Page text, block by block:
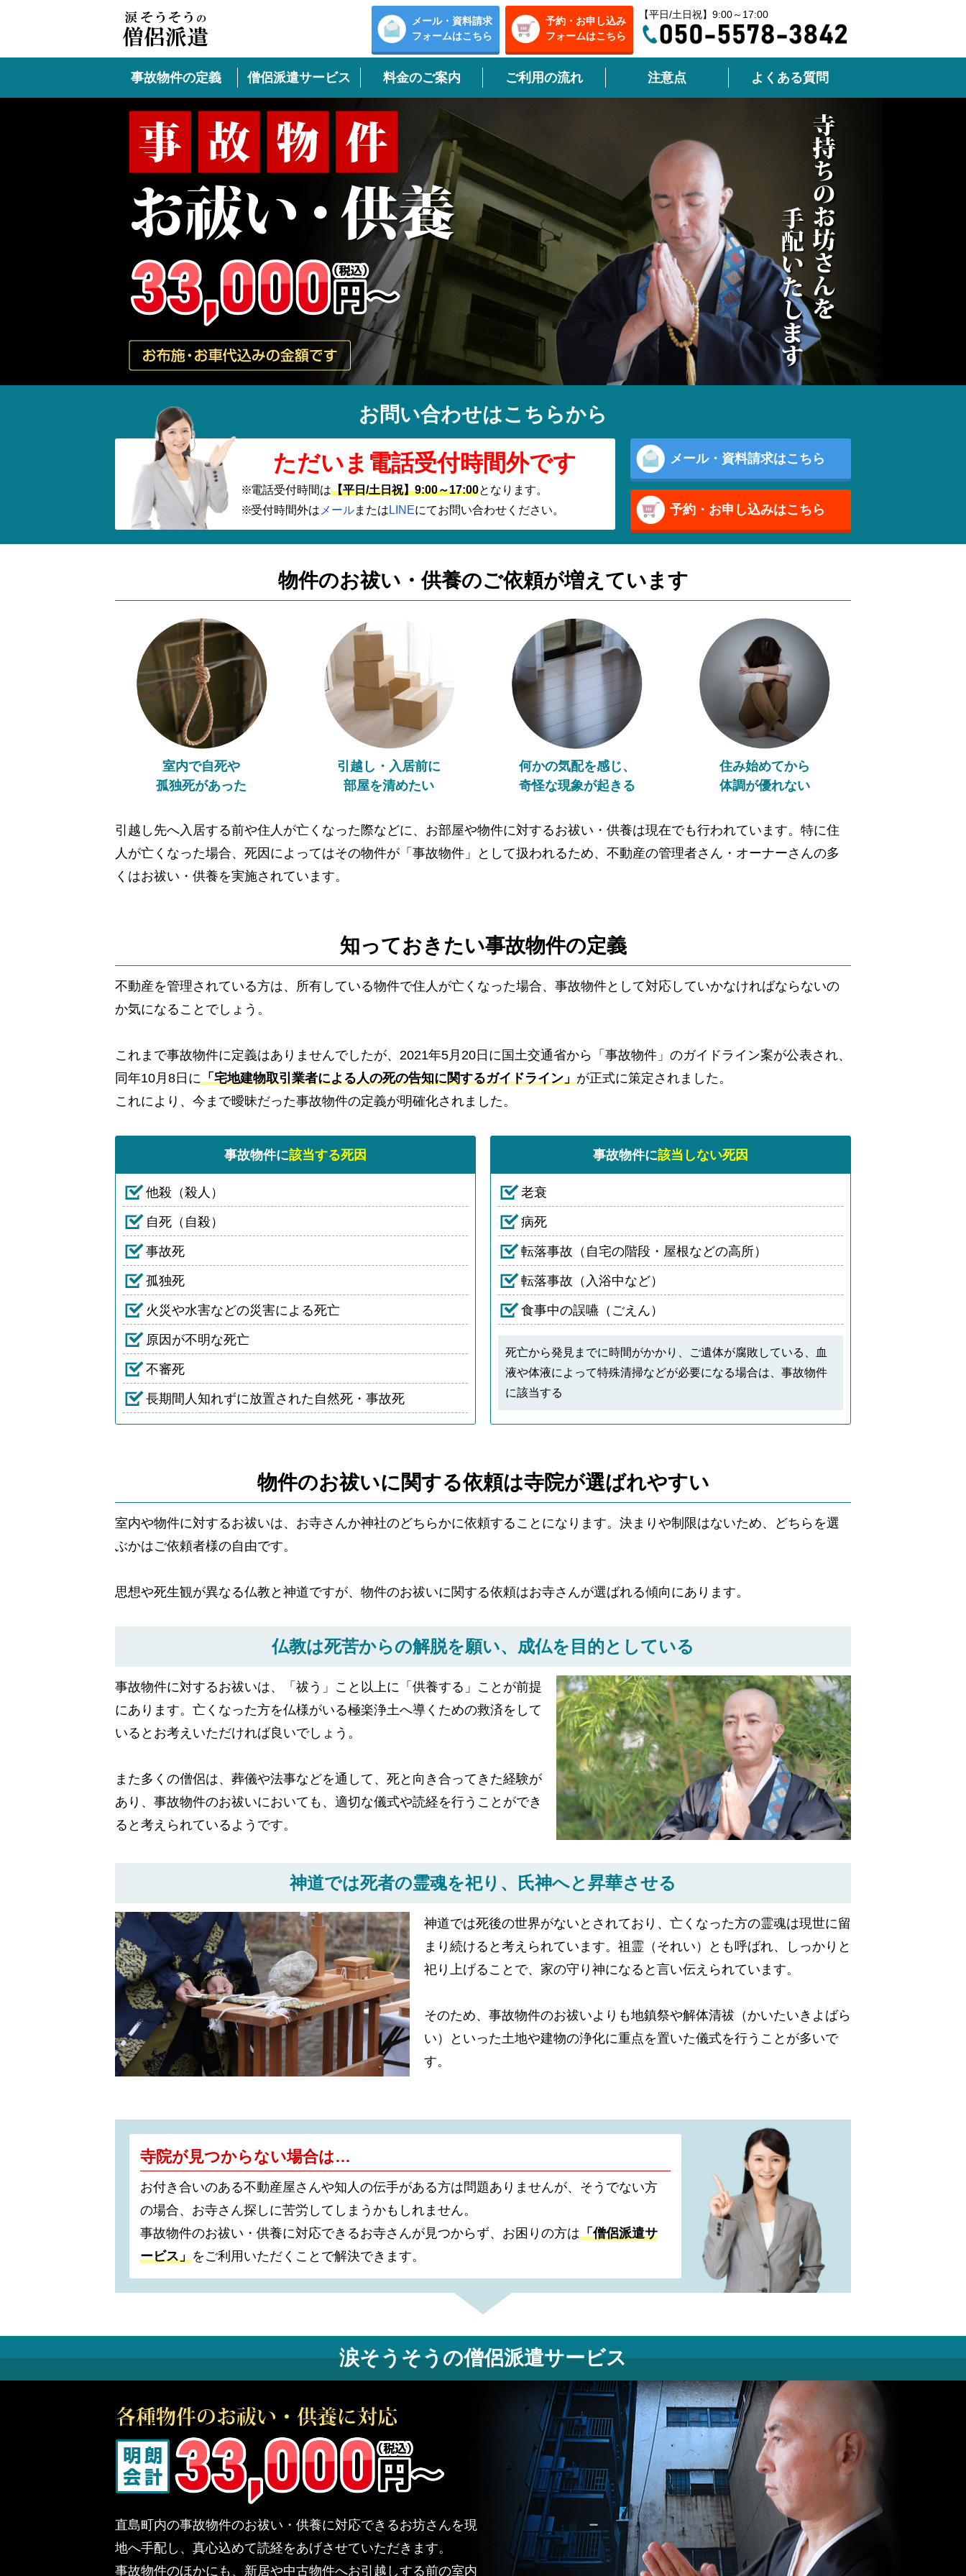
メール・資料請求
フォームはこちら
予約・お申し込み
フォームはこちら
【平日/土日祝】9:00～17:00
事故物件の定義 僧侶派遣サービス 料金のご案内 ご利用の流れ 注意点 よくある質問
お問い合わせはこちらから
ただいま電話受付時間外です
電話受付時間は【平日/土日祝】9:00～17:00となります。
受付時間外は メールまたは LINEにてお問い合わせください。
メール・資料請求はこちら
予約・お申し込みはこちら
物件のお祓い・供養のご依頼が増えています
室内で自死や
孤独死があった
引越し・入居前に
部屋を清めたい
何かの気配を感じ、
奇怪な現象が起きる
住み始めてから
体調が優れない
引越し先へ入居する前や住人が亡くなった際などに、お部屋や物件に対するお祓い・供養は現在でも行われています。特に住
人が亡くなった場合、死因によってはその物件が「事故物件」として扱われるため、不動産の管理者さん・オーナーさんの多
くはお祓い・供養を実施されています。
知っておきたい事故物件の定義
不動産を管理されている方は、所有している物件で住人が亡くなった場合、事故物件として対応していかなければならないの
か気になることでしょう。
これまで事故物件に定義はありませんでしたが、2021年5月20日に国土交通省から「事故物件」のガイドライン案が公表され、
同年10月8日に 「宅地建物取引業者による人の死の告知に関するガイドライン」 が正式に策定されました。
これにより、今まで曖昧だった事故物件の定義が明確化されました。
事故物件に該当する死因
他殺（殺人）
自死（自殺）
事故死
孤独死
火災や水害などの災害による死亡
原因が不明な死亡
不審死
長期間人知れずに放置された自然死・事故死
事故物件に該当しない死因
老衰
病死
転落事故（自宅の階段・屋根などの高所）
転落事故（入浴中など）
食事中の誤嚥（ごえん）
死亡から発見までに時間がかかり、ご遺体が腐敗している、血
液や体液によって特殊清掃などが必要になる場合は、事故物件
に該当する
物件のお祓いに関する依頼は寺院が選ばれやすい
室内や物件に対するお祓いは、お寺さんか神社のどちらかに依頼することになります。決まりや制限はないため、どちらを選
ぶかはご依頼者様の自由です。
思想や死生観が異なる仏教と神道ですが、物件のお祓いに関する依頼はお寺さんが選ばれる傾向にあります。
仏教は死苦からの解脱を願い、 成仏を目的としている
事故物件に対するお祓いは、「祓う」こと以上に「供養する」ことが前提
にあります。亡くなった方を仏様がいる極楽浄土へ導くための救済をして
いるとお考えいただければ良いでしょう。
また多くの僧侶は、葬儀や法事などを通して、死と向き合ってきた経験が
あり、事故物件のお祓いにおいても、適切な儀式や読経を行うことができ
ると考えられているようです。
神道では死者の霊魂を祀り、 氏神へと昇華させる
神道では死後の世界がないとされており、亡くなった方の霊魂は現世に留
まり続けると考えられています。祖霊（それい）とも呼ばれ、しっかりと
祀り上げることで、家の守り神になると言い伝えられています。
そのため、事故物件のお祓いよりも地鎮祭や解体清祓（かいたいきよばら
い）といった土地や建物の浄化に重点を置いた儀式を行うことが多いで
す。
寺院が見つからない場合は…
お付き合いのある不動産屋さんや知人の伝手がある方は問題ありませんが、そうでない方
の場合、お寺さん探しに苦労してしまうかもしれません。
事故物件のお祓い・供養に対応できるお寺さんが見つからず、お困りの方は「僧侶派遣サ
ービス」をご利用いただくことで解決できます。
涙そうそうの僧侶派遣サービス
直島町内の事故物件のお祓い・供養に対応できるお坊さんを現
地へ手配し、真心込めて読経をあげさせていただきます。
事故物件のほかにも、新居や中古物件へお引越しする前の室内